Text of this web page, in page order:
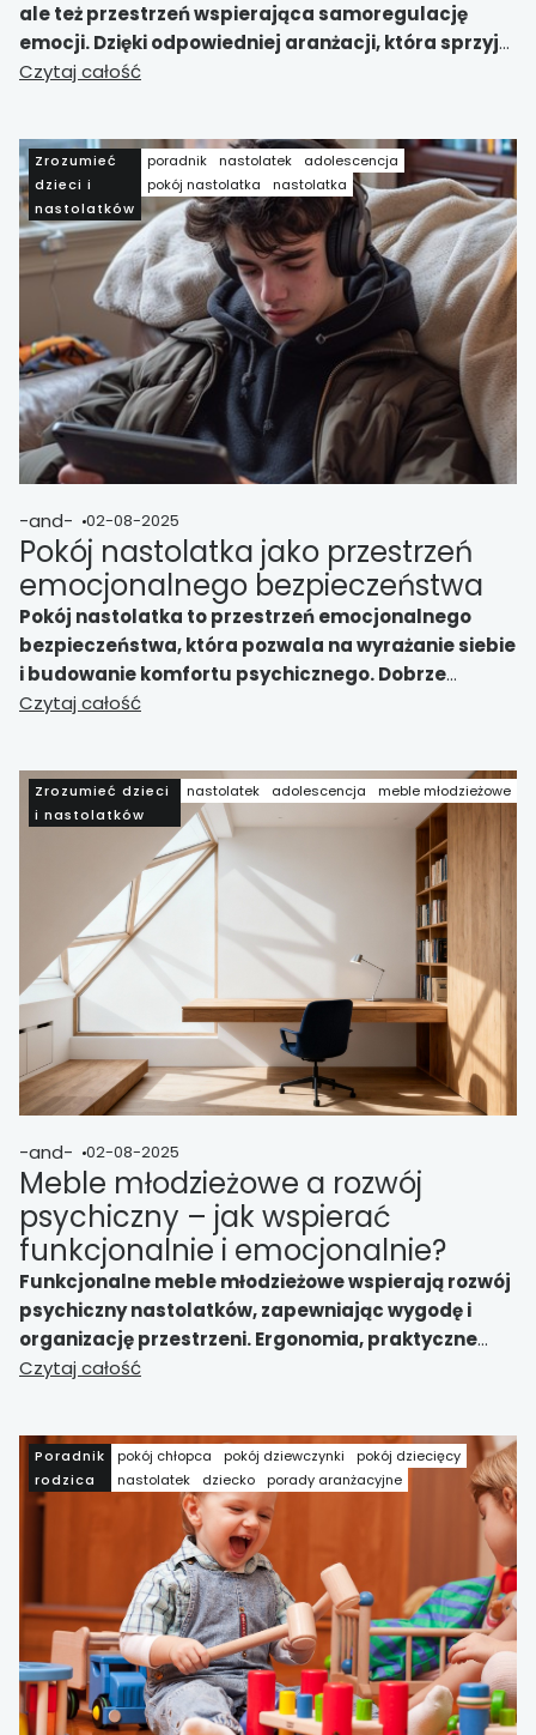
ale też przestrzeń wspierająca samoregulację
emocji. Dzięki odpowiedniej aranżacji, która sprzyja
wyciszeniu i redukcji napięcia, młoda osoba może
Czytaj całość
Zrozumieć
dzieci i
nastolatków
poradnik nastolatek
adolescencja
pokój nastolatka
nastolatka
-and- 02-08-2025
Pokój nastolatka jako przestrzeń
emocjonalnego bezpieczeństwa
Pokój nastolatka to przestrzeń emocjonalnego
bezpieczeństwa, która pozwala na wyrażanie siebie
i budowanie komfortu psychicznego. Dobrze
zaprojektowane wnętrze wspiera stabilność
osoby.
Czytaj całość
Zrozumieć dzieci
i nastolatków
nastolatek adolescencja meble młodzieżowe
-and- 02-08-2025
Meble młodzieżowe a rozwój
psychiczny – jak wspierać
funkcjonalnie i emocjonalnie?
Funkcjonalne meble młodzieżowe wspierają rozwój
psychiczny nastolatków, zapewniając wygodę i
organizację przestrzeni. Ergonomia, praktyczne
rozwiązania oraz personalizacja wpływają na
emocjonalnemu i intelektualnemu.
Czytaj całość
Poradnik
rodzica
pokój chłopca pokój dziewczynki
pokój dziecięcy
nastolatek
dziecko porady aranżacyjne